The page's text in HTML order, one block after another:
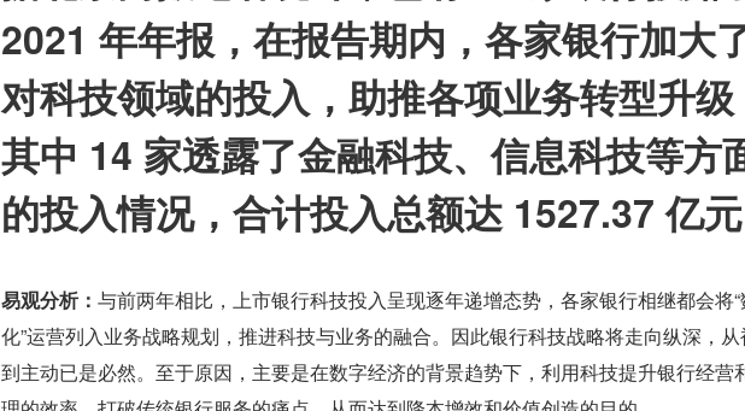
2021 年年报，在报告期内，各家银行加大
对科技领域的投入，助推各项业务转型升级
其中 14 家透露了金融科技、信息科技等方
的投入情况，合计投入总额达 1527.37 亿元
易观分析： 与前两年相比，上市银行科技投入呈现逐年递增态势，各家银行相继都会将“
化”运营列入业务战略规划，推进科技与业务的融合。因此银行科技战略将走向纵深，从
到主动已是必然。至于原因，主要是在数字经济的背景趋势下，利用科技提升银行经营